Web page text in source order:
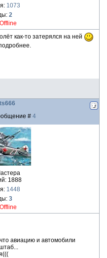
1073
2
Offline
как-то затерялся на ней
# 4
1888
1448
3
Offline
авиацию и автомобили